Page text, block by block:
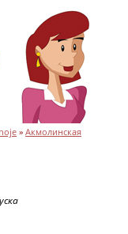
» Акмолинская